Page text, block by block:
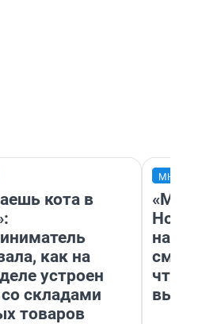
кота в
как на
устроен
складами
товаров
«Мы